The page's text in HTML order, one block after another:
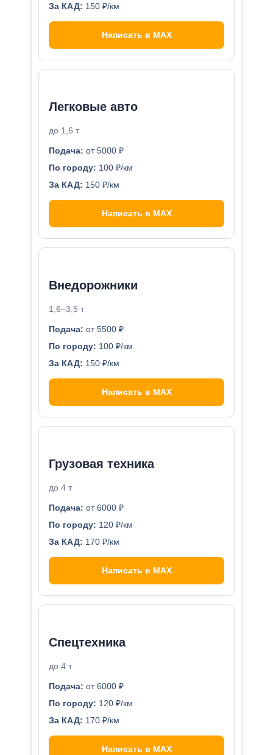
За КАД: 150 ₽/км
Написать в MAX
Легковые авто
до 1,6 т
Подача: от 5000 ₽
По городу: 100 ₽/км
За КАД: 150 ₽/км
Написать в MAX
Внедорожники
1,6–3,5 т
Подача: от 5500 ₽
По городу: 100 ₽/км
За КАД: 150 ₽/км
Написать в MAX
Грузовая техника
до 4 т
Подача: от 6000 ₽
По городу: 120 ₽/км
За КАД: 170 ₽/км
Написать в MAX
Спецтехника
до 4 т
Подача: от 6000 ₽
По городу: 120 ₽/км
За КАД: 170 ₽/км
Написать в MAX